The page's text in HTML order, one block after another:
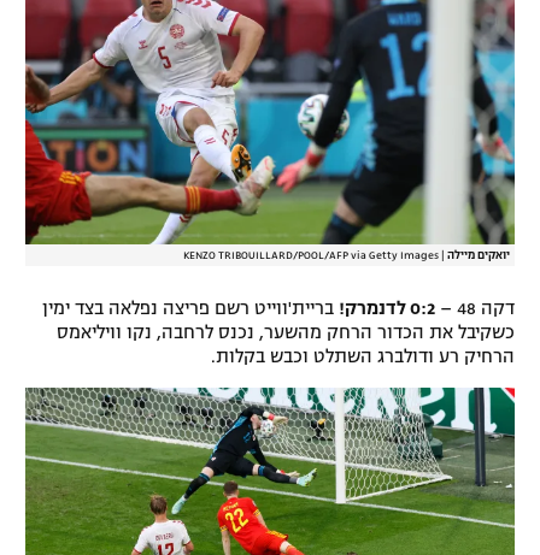
יואקים מיילה KENZO TRIBOUILLARD/POOL/AFP via Getty Images
דקה 48 – 0:2 לדנמרק!
בריית'ווייט רשם פריצה נפלאה בצד ימין
כשקיבל את הכדור הרחק מהשער, נכנס לרחבה, נקו וויליאמס
הרחיק רע ודולברג השתלט וכבש בקלות.